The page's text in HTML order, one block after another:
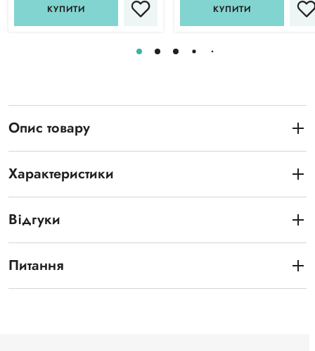
КУПИТИ КУПИТИ
Опис товару
Характеристики
Відгуки
Питання